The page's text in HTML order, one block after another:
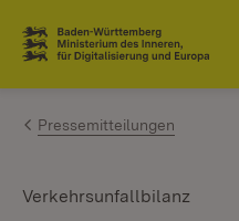
Zum Inhalt springen
Link zur Startseite
Pressemitteilungen
Verkehrsunfallbilanz